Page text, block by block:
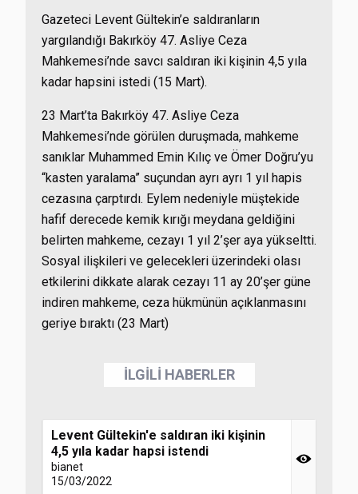
Gazeteci Levent Gültekin’e saldıranların
yargılandığı Bakırköy 47. Asliye Ceza
Mahkemesi’nde savcı saldıran iki kişinin 4,5 yıla
kadar hapsini istedi (15 Mart).
23 Mart’ta Bakırköy 47. Asliye Ceza
Mahkemesi’nde görülen duruşmada, mahkeme
sanıklar Muhammed Emin Kılıç ve Ömer Doğru’yu
“kasten yaralama” suçundan ayrı ayrı 1 yıl hapis
cezasına çarptırdı. Eylem nedeniyle müştekide
hafif derecede kemik kırığı meydana geldiğini
belirten mahkeme, cezayı 1 yıl 2’şer aya yükseltti.
Sosyal ilişkileri ve gelecekleri üzerindeki olası
etkilerini dikkate alarak cezayı 11 ay 20’şer güne
indiren mahkeme, ceza hükmünün açıklanmasını
geriye bıraktı (23 Mart)
İLGİLİ HABERLER
Levent Gültekin'e saldıran iki kişinin
4,5 yıla kadar hapsi istendi
bianet
15/03/2022